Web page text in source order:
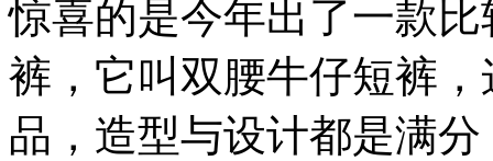
惊喜的是今年出了一款
裤，它叫双腰牛仔短裤
品，造型与设计都是满